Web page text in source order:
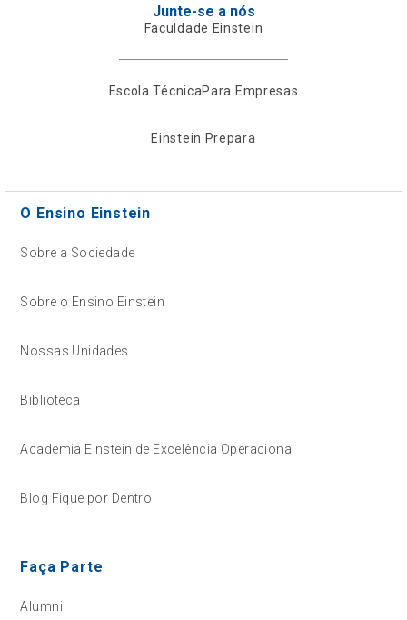
Junte-se a nós
Faculdade Einstein
Escola TécnicaPara Empresas
Einstein Prepara
O Ensino Einstein
Sobre a Sociedade
Sobre o Ensino Einstein
Nossas Unidades
Biblioteca
Academia Einstein de Excelência Operacional
Blog Fique por Dentro
Faça Parte
Alumni